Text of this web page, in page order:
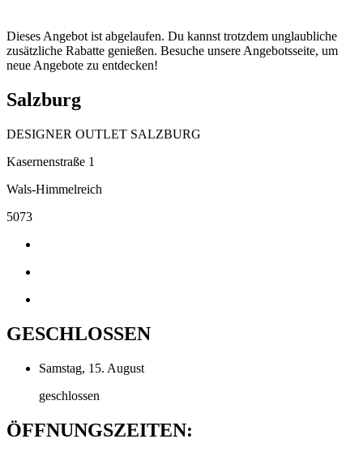
Dieses Angebot ist abgelaufen. Du kannst trotzdem unglaubliche
zusätzliche Rabatte genießen. Besuche unsere Angebotsseite, um
neue Angebote zu entdecken!
Salzburg
DESIGNER OUTLET SALZBURG
Kasernenstraße 1
Wals-Himmelreich
5073
GESCHLOSSEN
Samstag, 15. August
geschlossen
ÖFFNUNGSZEITEN: